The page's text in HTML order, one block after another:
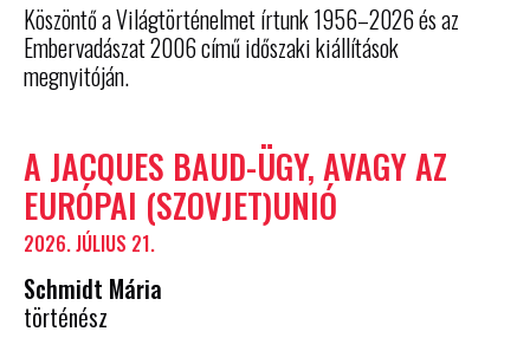
Köszöntő a Világtörténelmet írtunk 1956–2026 és az
Embervadászat 2006 című időszaki kiállítások
megnyitóján.
A JACQUES BAUD-ÜGY, AVAGY AZ
EURÓPAI (SZOVJET)UNIÓ
2026. JÚLIUS 21.
Schmidt Mária
történész